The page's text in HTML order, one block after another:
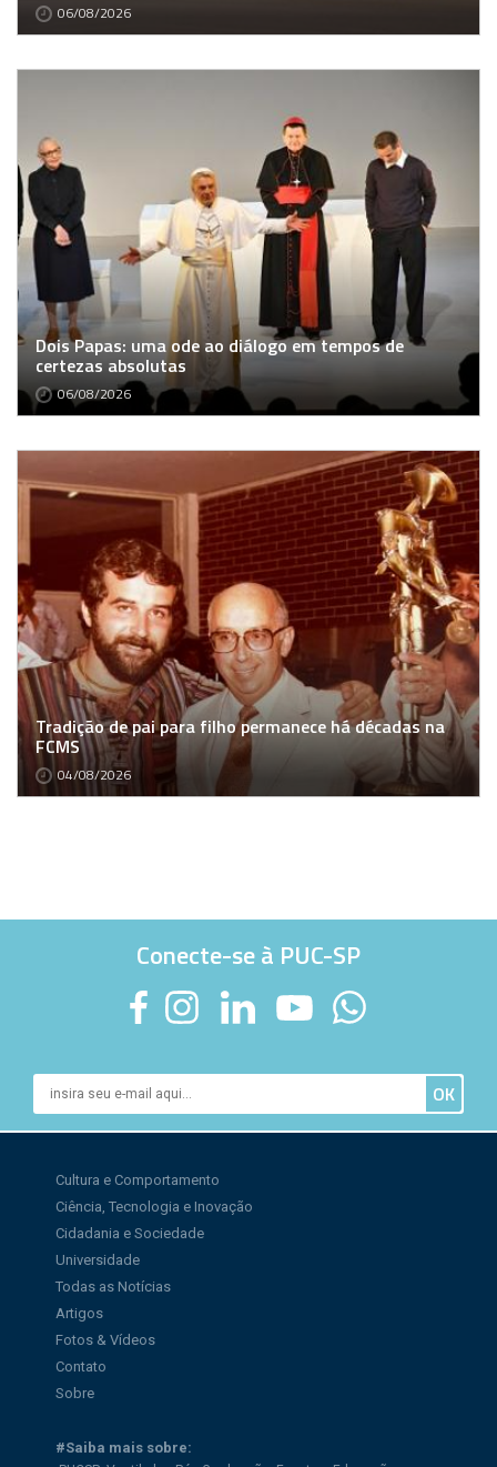
06/08/2026
Dois Papas: uma ode ao diálogo em tempos de
certezas absolutas
06/08/2026
Tradição de pai para filho permanece há décadas na
FCMS
04/08/2026
Conecte-se à PUC-SP
Cultura e Comportamento
Ciência, Tecnologia e Inovação
Cidadania e Sociedade
Universidade
Todas as Notícias
Artigos
Fotos & Vídeos
Contato
Sobre
#Saiba mais sobre: